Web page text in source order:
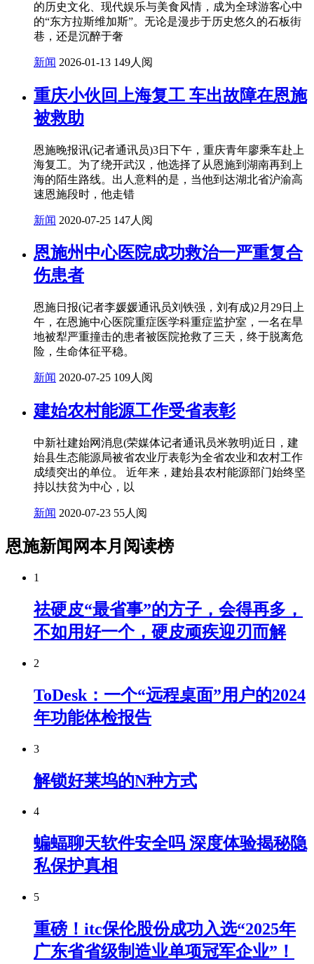
的历史文化、现代娱乐与美食风情，成为全球游客心中
的“东方拉斯维加斯”。无论是漫步于历史悠久的石板街
巷，还是沉醉于奢
新闻 2026-01-13 149人阅
重庆小伙回上海复工 车出故障在恩施
被救助
恩施晚报讯(记者通讯员)3日下午，重庆青年廖乘车赴上
海复工。为了绕开武汉，他选择了从恩施到湖南再到上
海的陌生路线。出人意料的是，当他到达湖北省沪渝高
速恩施段时，他走错
新闻 2020-07-25 147人阅
恩施州中心医院成功救治一严重复合
伤患者
恩施日报(记者李媛媛通讯员刘铁强，刘有成)2月29日上
午，在恩施中心医院重症医学科重症监护室，一名在旱
地被犁严重撞击的患者被医院抢救了三天，终于脱离危
险，生命体征平稳。
新闻 2020-07-25 109人阅
建始农村能源工作受省表彰
中新社建始网消息(荣媒体记者通讯员米敦明)近日，建
始县生态能源局被省农业厅表彰为全省农业和农村工作
成绩突出的单位。 近年来，建始县农村能源部门始终坚
持以扶贫为中心，以
新闻 2020-07-23 55人阅
恩施新闻网本月阅读榜
1
祛硬皮“最省事”的方子，会得再多，
不如用好一个，硬皮顽疾迎刃而解
2
ToDesk：一个“远程桌面”用户的2024
年功能体检报告
3
解锁好莱坞的N种方式
4
蝙蝠聊天软件安全吗 深度体验揭秘隐
私保护真相
5
重磅！itc保伦股份成功入选“2025年
广东省省级制造业单项冠军企业”！